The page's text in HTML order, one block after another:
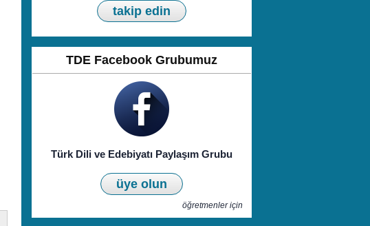
takip edin
TDE Facebook Grubumuz
Türk Dili ve Edebiyatı Paylaşım Grubu
üye olun
öğretmenler için